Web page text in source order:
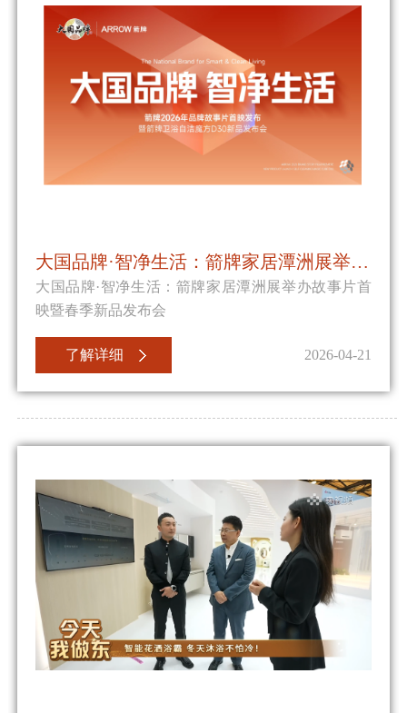
大国品牌·智净生活：箭牌家居潭洲展举办故事片首映暨春季新品发布会
大国品牌·智净生活：箭牌家居潭洲展举办故事片首
映暨春季新品发布会
了解详细 2026-04-21